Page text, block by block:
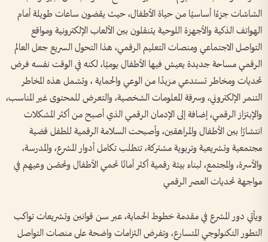
الشاشات جزءًا أساسيًا من حياة الأطفال، حيث يقضون ساعات طويلة أمام
الهواتف الذكية والأجهزة اللوحية يتنقلون بين الألعاب الإلكترونية ومواقع
التواصل الاجتماعي ومنصات التعليم الرقمي، هذا التحول السريع جعل العالم
الرقمي مساحة جديدة يعيش فيها الأطفال يوميًا، لكنه في الوقت نفسه فرض
تحديات ومخاطر تستدعي مزيدًا من الوعي والحماية ، وتشمل هذه المخاطر
التنمر الإلكتروني، وسرقة المعلومات الشخصية، والتعرض للمحتوى غير المناسب،
والإبتزاز الرقمي، إضافة إلى الإدمان الرقمي الذي أصبح من أكثر المشكلات
انتشارًا بين الأطفال والمراهقين، وأصبحت السلامة الرقمية للطفل قضية
مجتمعية وتشريعية وتربوية مشتركة، تتطلب تكامل أدوار المشرع، والمدرسة،
والأسرة، والمجتمع، لبناء بيئة رقمية أكثر أمانًا تحمي الأطفال وتحصّن وعيهم في
مواجهة تحديات العصر الرقمي
ويأتي دور المشرع في مقدمة خطوط الحماية، عبر سن قوانين وتشريعات تواكب
التطور التكنولوجي المتسارع، وتفرض التزامات واضحة على منصات التواصل